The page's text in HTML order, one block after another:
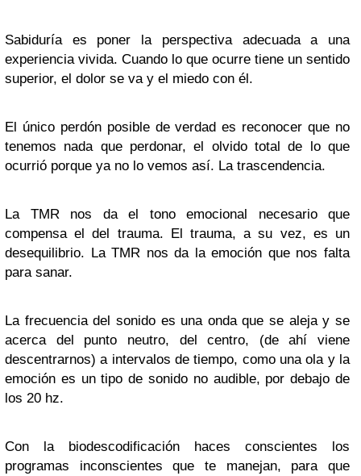
Sabiduría es poner la perspectiva adecuada a una
experiencia vivida. Cuando lo que ocurre tiene un sentido
superior, el dolor se va y el miedo con él.
El único perdón posible de verdad es reconocer que no
tenemos nada que perdonar, el olvido total de lo que
ocurrió porque ya no lo vemos así. La trascendencia.
La TMR nos da el tono emocional necesario que
compensa el del trauma. El trauma, a su vez, es un
desequilibrio. La TMR nos da la emoción que nos falta
para sanar.
La frecuencia del sonido es una onda que se aleja y se
acerca del punto neutro, del centro, (de ahí viene
descentrarnos) a intervalos de tiempo, como una ola y la
emoción es un tipo de sonido no audible, por debajo de
los 20 hz.
Con la biodescodificación haces conscientes los
programas inconscientes que te manejan, para que